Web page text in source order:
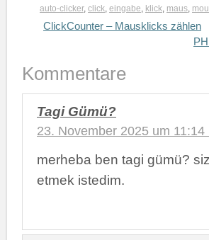
auto-clicker, click, eingabe, klick, maus,
ClickCounter – Mausklicks zählen
Kommentare
Tagi Gümü?
23. November 2025 um 11:14
merheba ben tagi gümü?
etmek istedim.